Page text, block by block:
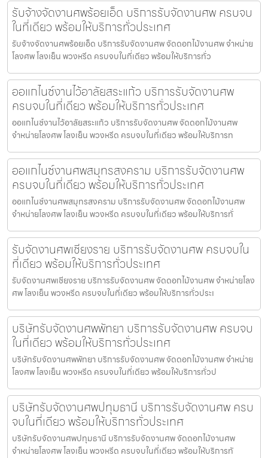
รับจ้างจัดงานศพร้อยเอ็ด บริการรับจัดงานศพ ครบจบ
ในที่เดียว พร้อมให้บริการทั่วประเทศ
รับจ้างจัดงานศพร้อยเอ็ด บริการรับจัดงานศพ จัดดอกไม้งานศพ จำหน่าย
โลงศพ โลงเย็น พวงหรีด ครบจบในที่เดียว พร้อมให้บริการทั่ว
ออแกไนซ์งานไว้อาลัยสระแก้ว บริการรับจัดงานศพ
ครบจบในที่เดียว พร้อมให้บริการทั่วประเทศ
ออแกไนซ์งานไว้อาลัยสระแก้ว บริการรับจัดงานศพ จัดดอกไม้งานศพ
จำหน่ายโลงศพ โลงเย็น พวงหรีด ครบจบในที่เดียว พร้อมให้บริการท
ออแกไนซ์งานศพสมุทรสงคราม บริการรับจัดงานศพ
ครบจบในที่เดียว พร้อมให้บริการทั่วประเทศ
ออแกไนซ์งานศพสมุทรสงคราม บริการรับจัดงานศพ จัดดอกไม้งานศพ
จำหน่ายโลงศพ โลงเย็น พวงหรีด ครบจบในที่เดียว พร้อมให้บริการทั่
รับจัดงานศพเชียงราย บริการรับจัดงานศพ ครบจบใน
ที่เดียว พร้อมให้บริการทั่วประเทศ
รับจัดงานศพเชียงราย บริการรับจัดงานศพ จัดดอกไม้งานศพ จำหน่ายโลง
ศพ โลงเย็น พวงหรีด ครบจบในที่เดียว พร้อมให้บริการทั่วประเ
บริษัทรับจัดงานศพพัทยา บริการรับจัดงานศพ ครบจบ
ในที่เดียว พร้อมให้บริการทั่วประเทศ
บริษัทรับจัดงานศพพัทยา บริการรับจัดงานศพ จัดดอกไม้งานศพ จำหน่าย
โลงศพ โลงเย็น พวงหรีด ครบจบในที่เดียว พร้อมให้บริการทั่วป
บริษัทรับจัดงานศพปทุมธานี บริการรับจัดงานศพ ครบ
จบในที่เดียว พร้อมให้บริการทั่วประเทศ
บริษัทรับจัดงานศพปทุมธานี บริการรับจัดงานศพ จัดดอกไม้งานศพ
จำหน่ายโลงศพ โลงเย็น พวงหรีด ครบจบในที่เดียว พร้อมให้บริการทั